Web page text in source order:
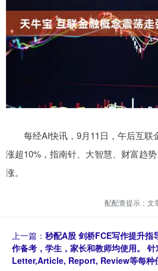
每经AI快讯，9月11日，午后互联
涨超10%，指南针、大智慧、财富趋
涨。
配配查提示：文
上一篇： 秒配A股 剑桥FCE写作提升指
作备考，学生，家长和教师均使用。
Letter,Article, Report, Review等每种